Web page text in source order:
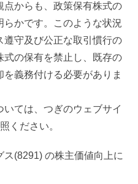
点からも、政策保有株式の
かです。このような状況
遵守及び公正な取引慣行の
の保有を禁止し、既存の
義務付ける必要がありま
ては、つぎのウェブサイ
ください。
(8291) の株主価値向上に